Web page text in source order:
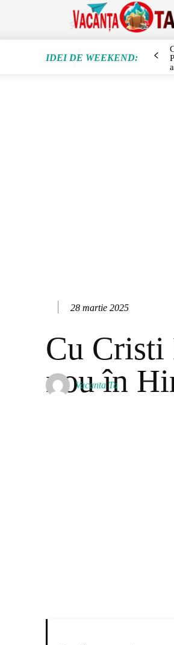
IDEI DE WEEKEND:
Vacanta Ta
28 martie 2025
Cu Cristi
nou în